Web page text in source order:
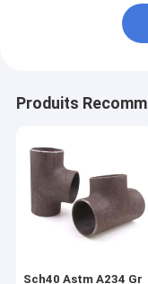
Produits
Sch40 Astm A234 Gr